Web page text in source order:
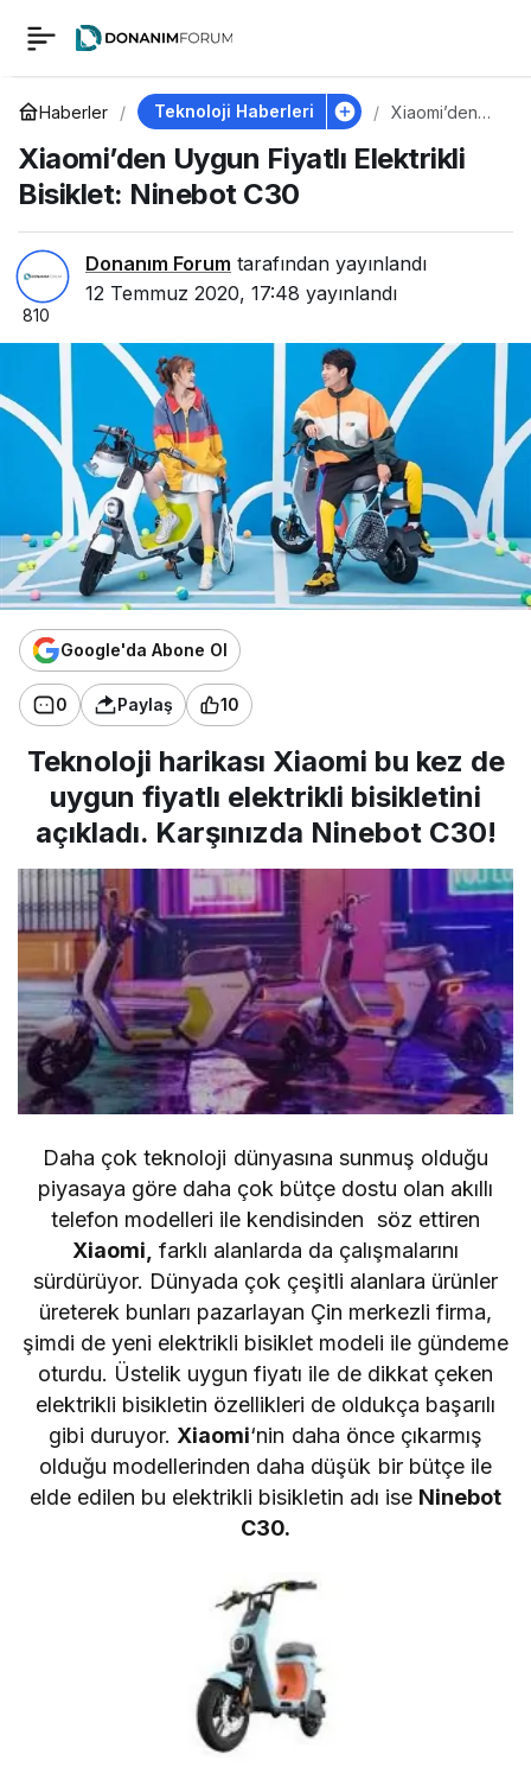
Haberler Teknoloji Haberleri
Xiaomi’den
Elektrikli
Bisiklet:
Xiaomi’den Uygun Fiyatlı Elektrikli
Bisiklet: Ninebot C30
Donanım Forum tarafından yayınlandı
12 Temmuz 2020, 17:48 yayınlandı
810
Google'da Abone Ol
0 Paylaş 10
Teknoloji harikası Xiaomi bu kez de
uygun fiyatlı elektrikli bisikletini
açıkladı. Karşınızda Ninebot C30!
Daha çok teknoloji dünyasına sunmuş olduğu
piyasaya göre daha çok bütçe dostu olan akıllı
telefon modelleri ile kendisinden söz ettiren
Xiaomi, farklı alanlarda da çalışmalarını
sürdürüyor. Dünyada çok çeşitli alanlara ürünler
üreterek bunları pazarlayan Çin merkezli firma,
şimdi de yeni elektrikli bisiklet modeli ile gündeme
oturdu. Üstelik uygun fiyatı ile de dikkat çeken
elektrikli bisikletin özellikleri de oldukça başarılı
gibi duruyor.Xiaomi‘nin daha önce çıkarmış
olduğu modellerinden daha düşük bir bütçe ile
elde edilen bu elektrikli bisikletin adı ise Ninebot
C30.
Xiaomi’den Uygun
Fiyatlı Elektrikli
Bisiklet: Ninebot C30